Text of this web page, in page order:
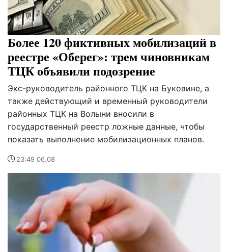
Более 120 фиктивных мобилизаций в
реестре «Оберег»: трем чиновникам
ТЦК объявили подозрение
Экс-руководитель районного ТЦК на Буковине, а
также действующий и временный руководители
районных ТЦК на Волыни вносили в
государственный реестр ложные данные, чтобы
показать выполнение мобилизационных планов.
23:49 06.08